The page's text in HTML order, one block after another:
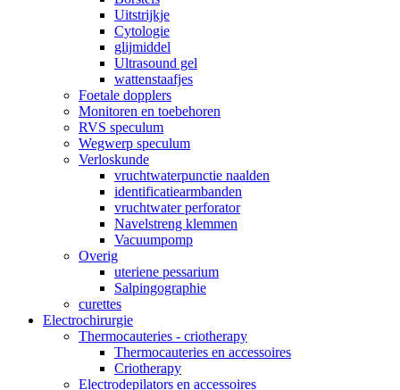
Uitstrijkje
Cytologie
glijmiddel
Ultrasound gel
wattenstaafjes
Foetale dopplers
Monitoren en toebehoren
RVS speculum
Wegwerp speculum
Verloskunde
vruchtwaterpunctie naalden
identificatiearmbanden
vruchtwater perforator
Navelstreng klemmen
Vacuumpomp
Overig
uteriene pessarium
Salpingographie
curettes
Electrochirurgie
Thermocauteries - criotherapy
Thermocauteries en accessoires
Criotherapy
Electrodepilators en accessoires